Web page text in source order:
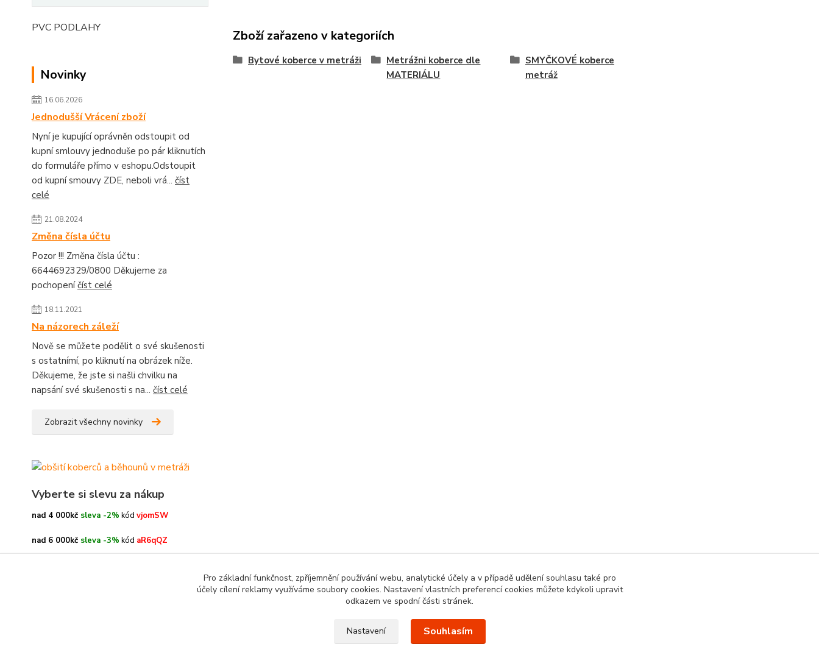
PVC PODLAHY
Novinky
16.06.2026
Jednodušší Vrácení zboží
Nyní je kupující oprávněn odstoupit od
kupní smlouvy jednoduše po pár kliknutích
do formuláře přímo v eshopu.Odstoupit
od kupní smouvy ZDE, neboli vrá... číst
celé
21.08.2024
Změna čísla účtu
Pozor !!! Změna čísla účtu :
6644692329/0800 Děkujeme za
pochopeníčíst celé
18.11.2021
Na názorech záleží
Nově se můžete podělit o své skušenosti
s ostatnímí, po kliknutí na obrázek níže.
Děkujeme, že jste si našli chvilku na
napsání své skušenosti s na... číst celé
Zobrazit všechny novinky
Vyberte si slevu za nákup
nad 4 000kč sleva -2% kód vjomSW
nad 6 000kč sleva -3% kód aR6qQZ
Zboží zařazeno v kategoriích
Bytové koberce v metráži
Metrážni koberce dle
MATERIÁLU
SMYČKOVÉ koberce
metráž
Pro základní funkčnost, zpříjemnění používání webu, analytické účely a v případě udělení souhlasu také pro
účely cílení reklamy využíváme soubory cookies. Nastavení vlastních preferencí cookies můžete kdykoli upravit
odkazem ve spodní části stránek.
Nastavení Souhlasím